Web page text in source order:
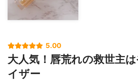
5.00
大人気！唇荒れの救世主
イザー